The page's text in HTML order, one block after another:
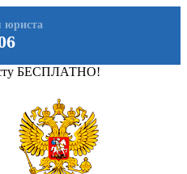
юриста
БЕСПЛАТНО!